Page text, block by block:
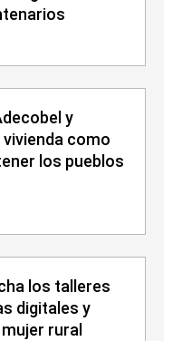
y
como
los pueblos
los talleres
digitales y
rural